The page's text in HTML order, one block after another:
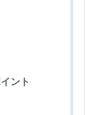
ント